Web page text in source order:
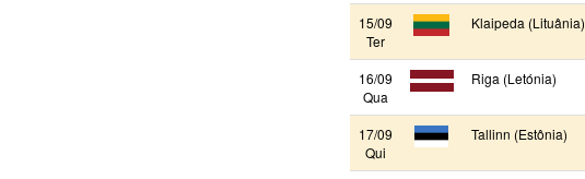
15/09
Ter
Klaipeda (Lituânia)
16/09
Qua
Riga (Letónia)
17/09
Qui
Tallinn (Estônia)